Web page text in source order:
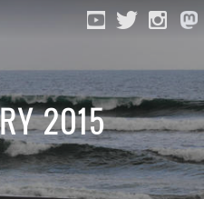
2015